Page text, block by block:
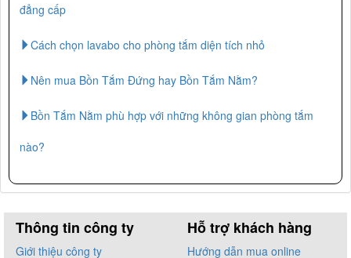
đẳng cấp
Cách chọn lavabo cho phòng tắm diện tích nhỏ
Nên mua Bồn Tắm Đứng hay Bồn Tắm Nằm?
Bồn Tắm Nằm phù hợp với những không gian phòng tắm
nào?
Thông tin công ty
Giới thiệu công ty
Hỗ trợ khách hàng
Hướng dẫn mua online